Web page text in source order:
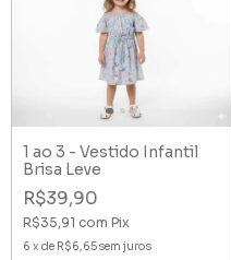
1 ao 3 - Vestido Infantil
Brisa Leve
R$39,90
R$35,91 com Pix
6 x de R$6,65sem juros